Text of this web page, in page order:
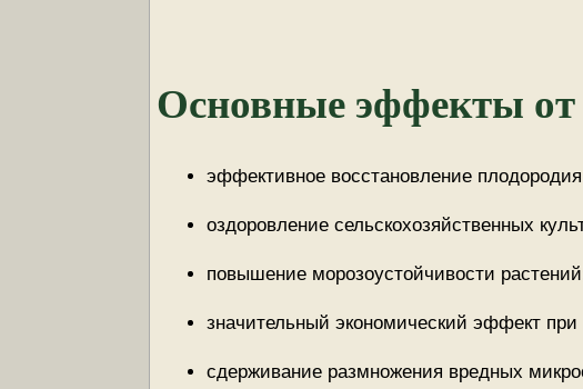
Основные эффекты
эффективное восстановление
оздоровление сельскохозяйственных
повышение морозоустойчивости
значительный экономический эффект
сдерживание размножения вредных